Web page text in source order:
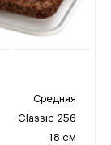
Средняя
Classic 256
18 см